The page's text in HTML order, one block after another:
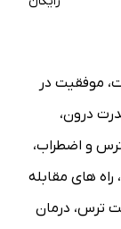
، موفقیت در
درون،
و اضطراب،
، راه های مقابله
ترس، درمان